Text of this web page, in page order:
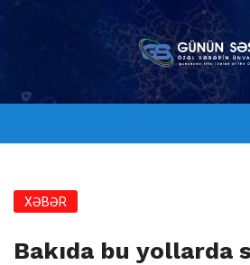
XƏBƏR
Bakıda bu yollarda